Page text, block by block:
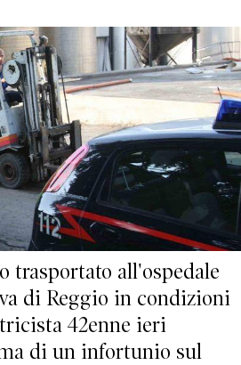
trasportato all'ospedale
di Reggio in condizioni
42enne ieri
di un infortunio sul